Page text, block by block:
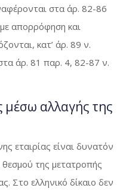
στα άρ. 82-86
απορρόφηση και
κατ’ άρ. 89 ν.
άρ. 81 παρ. 4, 82-87 ν.
μέσω αλλαγής της
εταιρίας είναι δυνατόν
της μετατροπής
Στο ελληνικό δίκαιο δεν